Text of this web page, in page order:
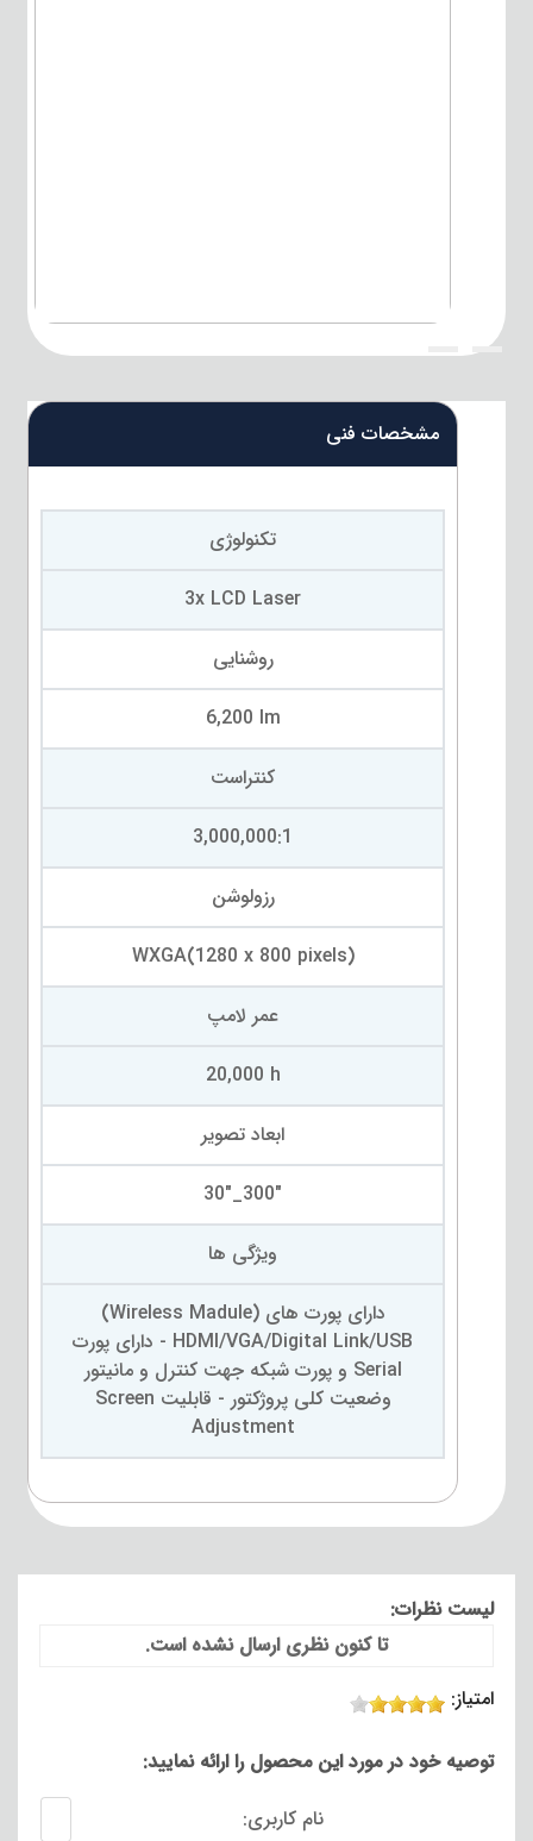
{title}
{title}
مشخصات فنی
تکنولوژی
3x LCD Laser
روشنایی
6,200 lm
کنتراست
3,000,000:1
رزولوشن
WXGA(1280 x 800 pixels)
عمر لامپ
20,000 h
ابعاد تصویر
"300_"30
ویژگی ها
دارای پورت های (Wireless Madule)
HDMI/VGA/Digital Link/USB - دارای پورت
Serial و پورت شبکه جهت کنترل و مانیتور
وضعیت کلی پروژکتور - قابلیت Screen
Adjustment
لیست نظرات:
تا کنون نظری ارسال نشده است.
امتیاز:
توصیه خود در مورد این محصول را ارائه نمایید:
نام کاربری: